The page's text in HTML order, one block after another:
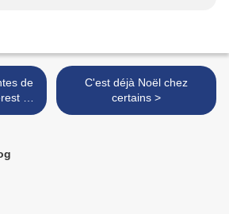
à
C'est déjà Noël chez
certains >